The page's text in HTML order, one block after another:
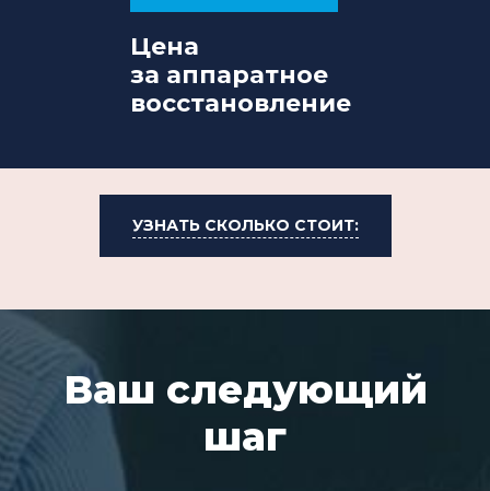
Цена
за аппаратное
восстановление
УЗНАТЬ СКОЛЬКО СТОИТ:
Ваш следующий
шаг